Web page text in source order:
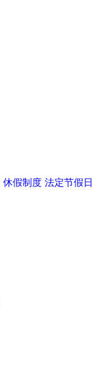
休假制度 法定节假日